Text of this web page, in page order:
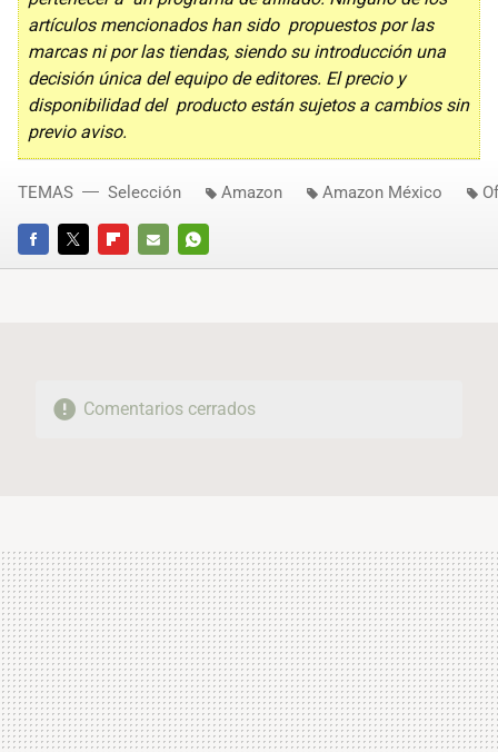
artículos mencionados han sido propuestos por las
marcas ni por las tiendas, siendo su introducción una
decisión única del equipo de editores. El precio y
disponibilidad del producto están sujetos a cambios sin
previo aviso.
FACEBOOKTWITTERFLIPBOARD
E-
WHATSAPP
TEMAS Selección Amazon Amazon México
Comentarios cerrados